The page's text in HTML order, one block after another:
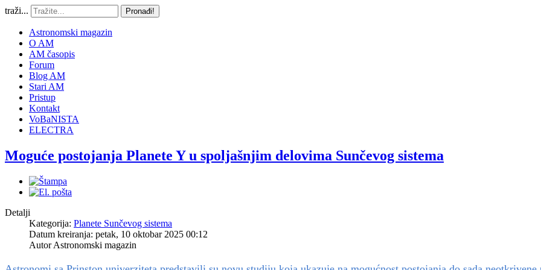
traži... Pronađi!
Astronomski magazin
O AM
AM časopis
Forum
Blog AM
Stari AM
Pristup
Kontakt
VoBaNISTA
ELECTRA
Moguće postojanja Planete Y u spoljašnjim delovima Sunčevog sistema
Detalji
Kategorija: Planete Sunčevog sistema
Datum kreiranja: petak, 10 oktobar 2025 00:12
AutorAstronomski magazin